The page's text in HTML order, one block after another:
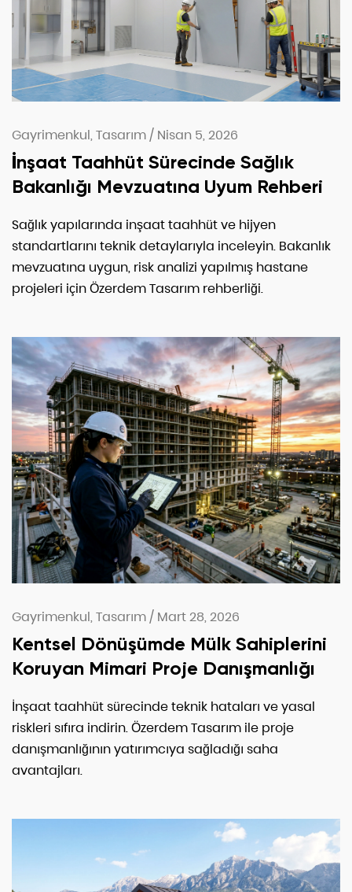
Gayrimenkul, Tasarım/ Nisan 5, 2026
İnşaat Taahhüt Sürecinde Sağlık
Bakanlığı Mevzuatına Uyum Rehberi
Sağlık yapılarında inşaat taahhüt ve hijyen
standartlarını teknik detaylarıyla inceleyin. Bakanlık
mevzuatına uygun, risk analizi yapılmış hastane
projeleri için Özerdem Tasarım rehberliği.
Gayrimenkul, Tasarım / Mart 28, 2026
Kentsel Dönüşümde Mülk Sahiplerini
Koruyan Mimari Proje Danışmanlığı
İnşaat taahhüt sürecinde teknik hataları ve yasal
riskleri sıfıra indirin. Özerdem Tasarım ile proje
danışmanlığının yatırımcıya sağladığı saha
avantajları.